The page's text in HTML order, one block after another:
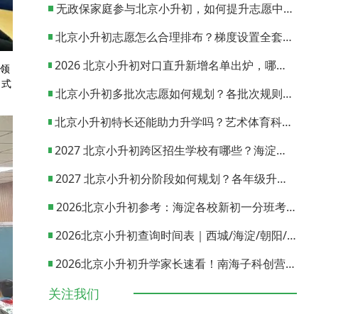
无政保家庭参与北京小升初，如何提升志愿中签概率？
北京小升初志愿怎么合理排布？梯度设置全套策略与填报避坑指南
2026 北京小升初对口直升新增名单出炉，哪些小学可以直升优质初中？
北京小升初多批次志愿如何规划？各批次规则与填报实操指南
北京小升初特长还能助力升学吗？艺术体育科技特长机会与误区全面解析
2027 北京小升初跨区招生学校有哪些？海淀西城东城全市招生校完整汇总
2027 北京小升初分阶段如何规划？各年级升学节点与升学通道全梳理
2026北京小升初参考：海淀各校新初一分班考试日期汇总
2026北京小升初查询时间表｜西城/海淀/朝阳/东城/丰台一键对照
2026北京小升初升学家长速看！南海子科创营报名通道正式开启
关注我们